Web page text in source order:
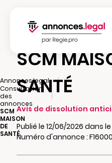
Annonces.legal
|
Consultation
des
annonces
|
SCM
MAISON
DE
SANTÉ
SCM
SANTÉ
Avis de dissolution
Publié le 12/06/2026 dans
Numéro d'annonce :